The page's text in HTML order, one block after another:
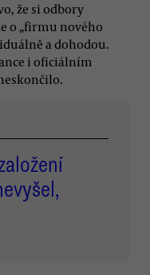
že si odbory
o „firmu nového
a dohodou.
i oficiálním